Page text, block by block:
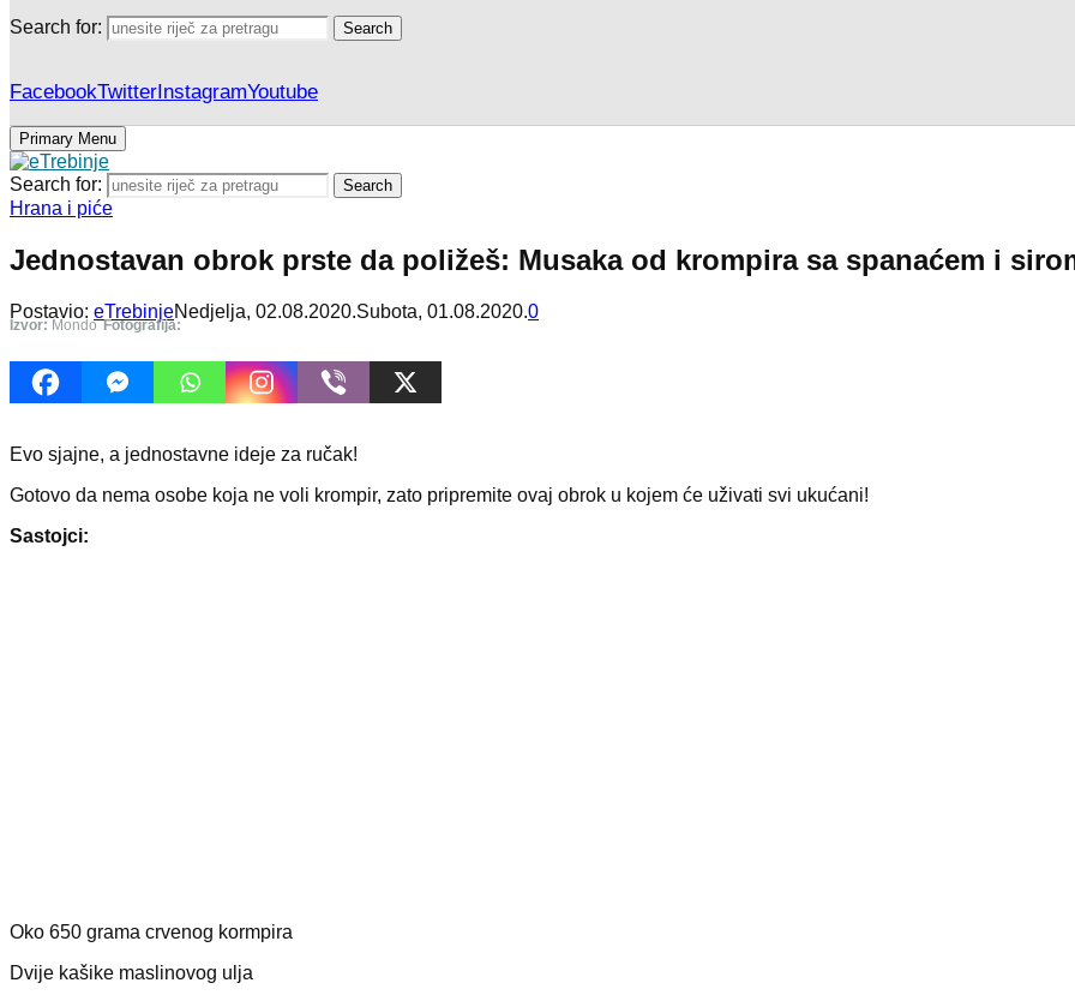
Search for: Search
FacebookTwitterInstagramYoutube
Primary Menu
Search for: Search
Hrana i piće
Jednostavan obrok prste da poližeš: Musaka od krompira sa spanaćem i
Postavio: eTrebinjeNedjelja, 02.08.2020.Subota, 01.08.2020.0
Izvor: Mondo Fotografija:
Evo sjajne, a jednostavne ideje za ručak!
Gotovo da nema osobe koja ne voli krompir, zato pripremite ovaj obrok u kojem će uživati svi ukućani!
Sastojci:
Oko 650 grama crvenog kormpira
Dvije kašike maslinovog ulja